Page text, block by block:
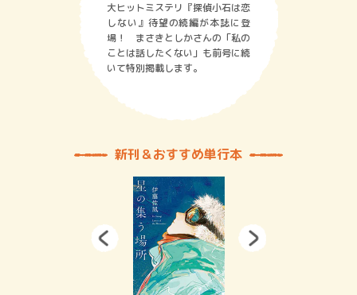
大ヒットミステリ『探偵小石は恋
しない』待望の続編が本誌に登
場！ まさきとしかさんの「私の
ことは話したくない」も前号に続
いて特別掲載します。
新刊＆おすすめ単行本